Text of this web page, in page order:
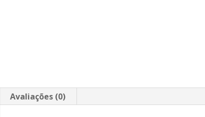
Avaliações (0)